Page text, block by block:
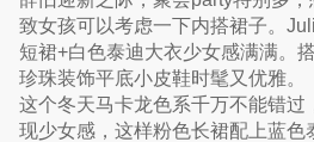
致女孩可以考虑一下内搭裙子。
短裙+白色泰迪大衣少女感满满。
珍珠装饰平底小皮鞋时髦又优雅。
这个冬天马卡龙色系千万不能错过
现少女感，这样粉色长裙配上蓝色